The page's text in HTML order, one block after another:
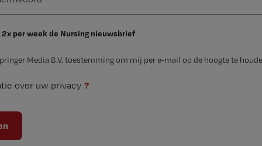
2x per week de Nursing nieuwsbrief
Media B.V. toestemming om mij per e-mail op de hoogte te
over uw privacy ?